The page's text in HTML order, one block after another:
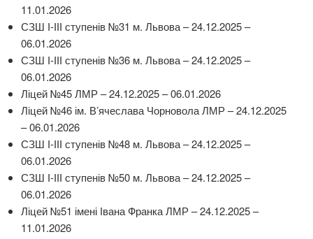
11.01.2026
СЗШ І-ІІІ ступенів №31 м. Львова – 24.12.2025 –
06.01.2026
СЗШ І-ІІІ ступенів №36 м. Львова – 24.12.2025 –
06.01.2026
Ліцей №45 ЛМР – 24.12.2025 – 06.01.2026
Ліцей №46 ім. В’ячеслава Чорновола ЛМР – 24.12.2025
– 06.01.2026
СЗШ І-ІІІ ступенів №48 м. Львова – 24.12.2025 –
06.01.2026
СЗШ І-ІІІ ступенів №50 м. Львова – 24.12.2025 –
06.01.2026
Ліцей №51 імені Івана Франка ЛМР – 24.12.2025 –
11.01.2026